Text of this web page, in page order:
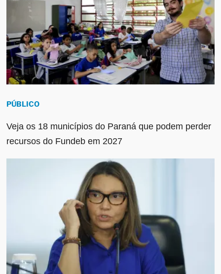
PÚBLICO
Veja os 18 municípios do Paraná que podem perder
recursos do Fundeb em 2027